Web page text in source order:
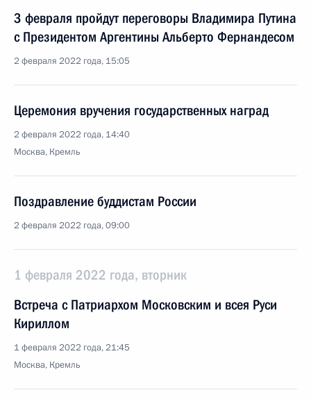
3 февраля пройдут переговоры Владимира Путина
с Президентом Аргентины Альберто Фернандесом
2 февраля 2022 года, 15:05
Церемония вручения государственных наград
2 февраля 2022 года, 14:40
Москва, Кремль
Поздравление буддистам России
2 февраля 2022 года, 09:00
1 февраля 2022 года, вторник
Встреча с Патриархом Московским и всея Руси
Кириллом
1 февраля 2022 года, 21:45
Москва, Кремль